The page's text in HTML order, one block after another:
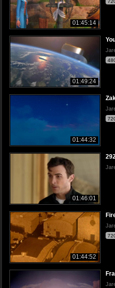
01:45:14
01:49:24
01:44:32
01:46:01
01:44:52